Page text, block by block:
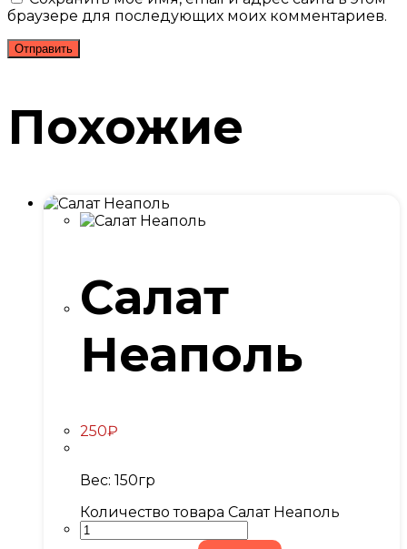
браузере для последующих моих комментариев.
Похожие
Салат
Неаполь
250₽
Вес: 150гр
Количество товара Салат Неаполь